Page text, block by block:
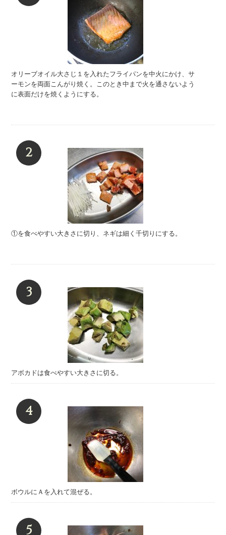
オリーブオイル大さじ１を入れたフライパンを中火にかけ、サ
ーモンを両面こんがり焼く。このとき中まで火を通さないよう
に表面だけを焼くようにする。
①を食べやすい大きさに切り、ネギは細く千切りにする。
アボカドは食べやすい大きさに切る。
ボウルにＡを入れて混ぜる。